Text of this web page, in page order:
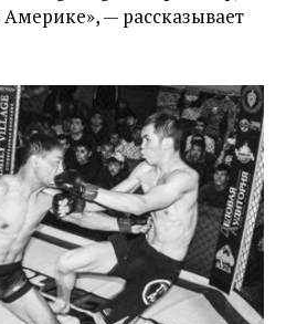
— рассказывает